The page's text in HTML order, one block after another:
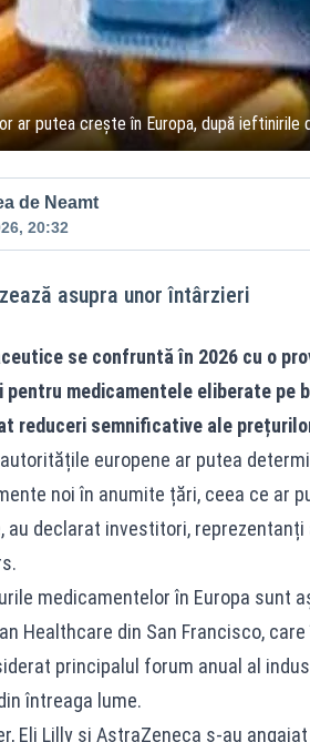
ar putea crește în Europa, după ieftinirile
de Neamt
20:32
asupra unor întârzieri
se confruntă în 2026 cu o
medicamentele eliberate pe
reduceri semnificative ale
europene ar putea
noi în anumite țări, ceea ce ar
au declarat investitori,
medicamentelor în Europa sunt
Healthcare din San Francisco,
principalul forum anual al
întreaga lume.
Eli Lilly și AstraZeneca s-au